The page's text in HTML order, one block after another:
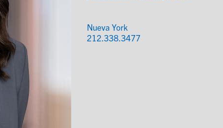
Nueva York
212.338.3477